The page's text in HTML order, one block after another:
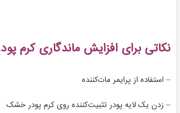
نکاتی برای افزایش ماندگاری کرم
– استفاده از پرایمر مات‌کننده
– زدن یک لایه پودر تثبیت‌کننده روی کرم پودر خشک